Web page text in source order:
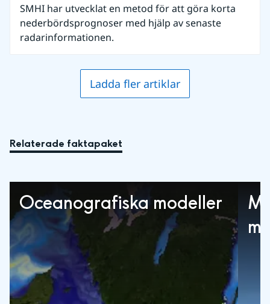
SMHI har utvecklat en metod för att göra korta
nederbördsprognoser med hjälp av senaste
radarinformationen.
Ladda fler artiklar
Relaterade faktapaket
Oceanografiska modeller